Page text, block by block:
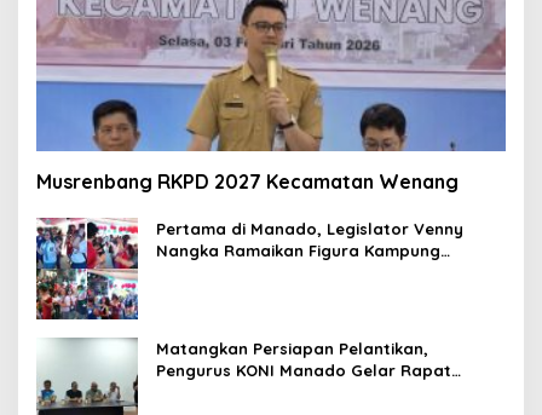
Musrenbang RKPD 2027 Kecamatan Wenang
Pertama di Manado, Legislator Venny
Nangka Ramaikan Figura Kampung
Matangkan Persiapan Pelantikan,
Pengurus KONI Manado Gelar Rapat